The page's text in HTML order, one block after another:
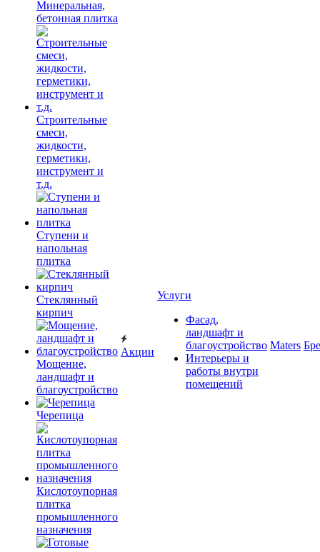
Минеральная,
бетонная плитка
Строительные
смеси,
жидкости,
герметики,
инструмент и
т.д.
Ступени и
напольная
плитка
Cтеклянный
кирпич
Мощение,
ландшафт и
благоустройство
Черепица
Кислотоупорная
плитка
промышленного
назначения
Акции
Услуги
Фасад,
ландшафт и
благоустройство
Интерьеры и
работы внутри
помещений
Maters